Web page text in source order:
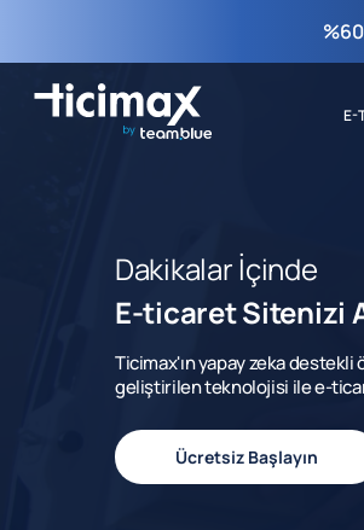
E-
Dakikalar İçinde
E-ticaret Sitenizi
Ticimax'ın yapay zeka
geliştirilen teknolojisi ile e-
Ücretsiz Başlayın